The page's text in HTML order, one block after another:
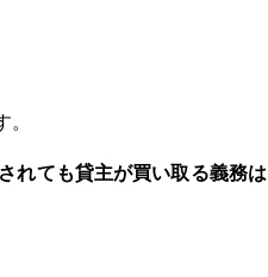
れても貸主が買い取る義務は